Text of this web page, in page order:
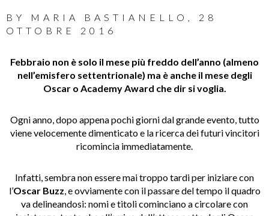
BY MARIA BASTIANELLO , 28
OTTOBRE 2016
Febbraio non è solo il mese più freddo dell’anno (almeno
nell’emisfero settentrionale) ma è anche il mese degli
Oscar o Academy Award che dir si voglia.
Ogni anno, dopo appena pochi giorni dal grande evento, tutto
viene velocemente dimenticato e la ricerca dei futuri vincitori
ricomincia immediatamente.
Infatti, sembra non essere mai troppo tardi per iniziare con
l’Oscar Buzz, e ovviamente con il passare del tempo il quadro
va delineandosi: nomi e titoli cominciano a circolare con